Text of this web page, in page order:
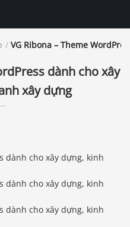
/ VG Ribona – Theme
dành cho xây
xây dựng